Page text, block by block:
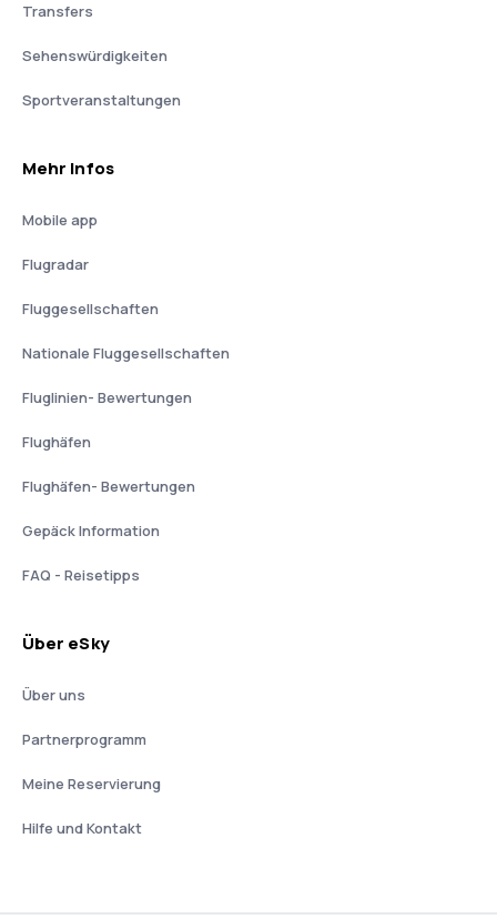
Transfers
Sehenswürdigkeiten
Sportveranstaltungen
Mehr Infos
Mobile app
Flugradar
Fluggesellschaften
Nationale Fluggesellschaften
Fluglinien- Bewertungen
Flughäfen
Flughäfen- Bewertungen
Gepäck Information
FAQ - Reisetipps
Über eSky
Über uns
Partnerprogramm
Meine Reservierung
Hilfe und Kontakt